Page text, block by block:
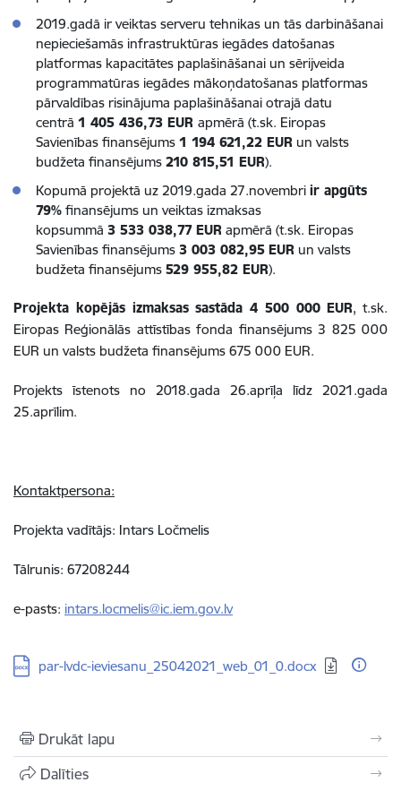
2019.gadā ir veiktas serveru tehnikas un tās darbināšanai
nepieciešamās infrastruktūras iegādes datošanas
platformas kapacitātes paplašināšanai un sērijveida
programmatūras iegādes mākoņdatošanas platformas
pārvaldības risinājuma paplašināšanai otrajā datu
centrā 1 405 436,73 EUR apmērā (t.sk. Eiropas
Savienības finansējums 1 194 621,22 EUR un valsts
budžeta finansējums 210 815,51 EUR).
Kopumā projektā uz 2019.gada 27.novembri ir apgūts
79% finansējums un veiktas izmaksas
kopsummā 3 533 038,77 EUR apmērā (t.sk. Eiropas
Savienības finansējums 3 003 082,95 EUR un valsts
budžeta finansējums 529 955,82 EUR).
Projekta kopējās izmaksas sastāda 4 500 000 EUR, t.sk.
Eiropas Reģionālās attīstības fonda finansējums 3 825 000
EUR un valsts budžeta finansējums 675 000 EUR.
Projekts īstenots no 2018.gada 26.aprīļa līdz 2021.gada
25.aprīlim.
Kontaktpersona:
Projekta vadītājs: Intars Ločmelis
Tālrunis: 67208244
e-pasts: intars.locmelis@ic.iem.gov.lv
Lejupielādēt:
par-lvdc-ieviesanu_25042021_web_01_0.docx
Drukāt lapu
Dalīties